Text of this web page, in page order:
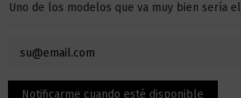
Uno de los modelos que va muy bien sería el